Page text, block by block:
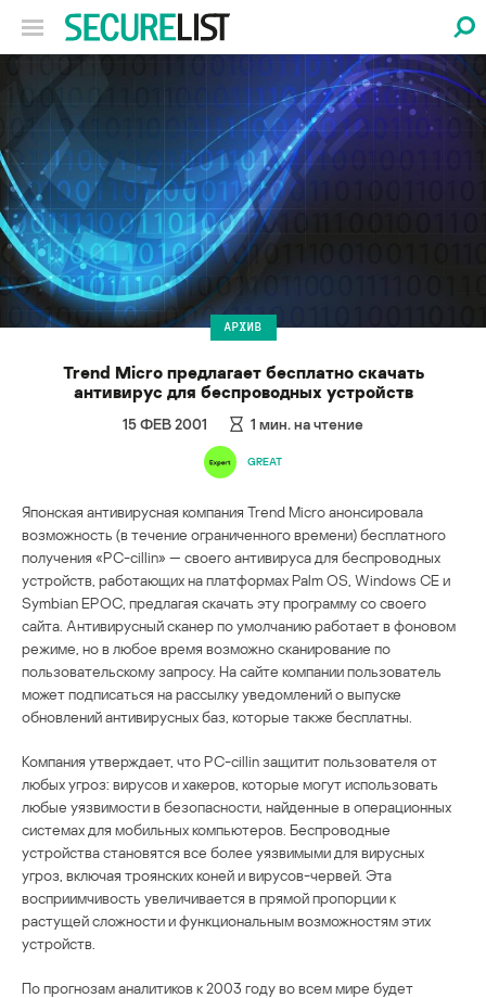
АРХИВ
Trend Micro предлагает бесплатно скачать
антивирус для беспроводных устройств
15 ФЕВ 2001 1 мин. на чтение
GREAT
Японская антивирусная компания Trend Micro анонсировала
возможность (в течение ограниченного времени) бесплатного
получения «PC-cillin» — своего антивируса для беспроводных
устройств, работающих на платформах Palm OS, Windows CE и
Symbian EPOC, предлагая скачать эту программу со своего
сайта. Антивирусный сканер по умолчанию работает в фоновом
режиме, но в любое время возможно сканирование по
пользовательскому запросу. На сайте компании пользователь
может подписаться на рассылку уведомлений о выпуске
обновлений антивирусных баз, которые также бесплатны.
Компания утверждает, что PC-cillin защитит пользователя от
любых угроз: вирусов и хакеров, которые могут использовать
любые уязвимости в безопасности, найденные в операционных
системах для мобильных компьютеров. Беспроводные
устройства становятся все более уязвимыми для вирусных
угроз, включая троянских коней и вирусов-червей. Эта
восприимчивость увеличивается в прямой пропорции к
растущей сложности и функциональным возможностям этих
устройств.
По прогнозам аналитиков к 2003 году во всем мире будет